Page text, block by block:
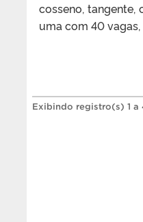
cosseno, tangente,
uma com 40
Exibindo registro(s) 1